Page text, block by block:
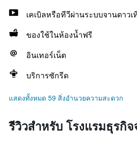
เคเบิลหรือทีวีผ่านระบบจานดาวเ
ของใช้ในห้องน้ำฟรี
อินเทอร์เน็ต
บริการซักรีด
แสดงทั้งหมด 59 สิ่งอำนวยความสะดวก
รีวิวสำหรับ โรงแรมธุรกิจ